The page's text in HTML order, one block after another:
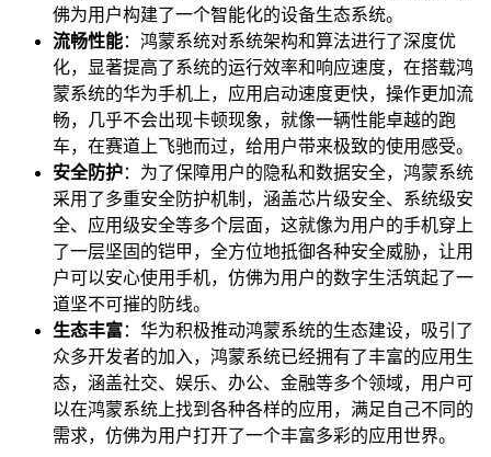
佛为用户构建了一个智能化的设备生态系统。
流畅性能：鸿蒙系统对系统架构和算法进行了深度优
化，显著提高了系统的运行效率和响应速度，在搭载鸿
蒙系统的华为手机上，应用启动速度更快，操作更加流
畅，几乎不会出现卡顿现象，就像一辆性能卓越的跑
车，在赛道上飞驰而过，给用户带来极致的使用感受。
安全防护：为了保障用户的隐私和数据安全，鸿蒙系统
采用了多重安全防护机制，涵盖芯片级安全、系统级安
全、应用级安全等多个层面，这就像为用户的手机穿上
了一层坚固的铠甲，全方位地抵御各种安全威胁，让用
户可以安心使用手机，仿佛为用户的数字生活筑起了一
道坚不可摧的防线。
生态丰富：华为积极推动鸿蒙系统的生态建设，吸引了
众多开发者的加入，鸿蒙系统已经拥有了丰富的应用生
态，涵盖社交、娱乐、办公、金融等多个领域，用户可
以在鸿蒙系统上找到各种各样的应用，满足自己不同的
需求，仿佛为用户打开了一个丰富多彩的应用世界。